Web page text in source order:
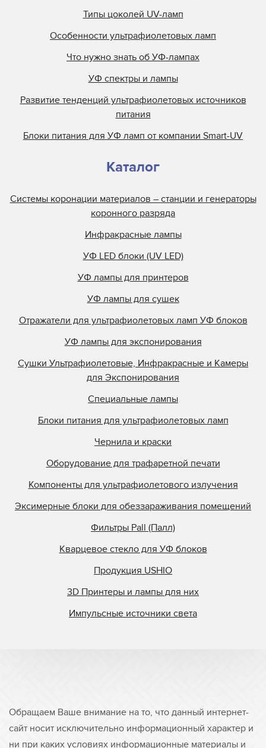
Типы цоколей UV-ламп
Особенности ультрафиолетовых ламп
Что нужно знать об УФ-лампах
УФ спектры и лампы
Развитие тенденций ультрафиолетовых источников
питания
Блоки питания для УФ ламп от компании Smart-UV
Каталог
Системы коронации материалов – станции и генераторы
коронного разряда
Инфракрасные лампы
УФ LED блоки (UV LED)
УФ лампы для принтеров
УФ лампы для сушек
Отражатели для ультрафиолетовых ламп УФ блоков
УФ лампы для экспонирования
Сушки Ультрафиолетовые, Инфракрасные и Камеры
для Экспонирования
Специальные лампы
Блоки питания для ультрафиолетовых ламп
Чернила и краски
Оборудование для трафаретной печати
Компоненты для ультрафиолетового излучения
Эксимерные блоки для обеззараживания помещений
Фильтры Pall (Палл)
Кварцевое стекло для УФ блоков
Продукция USHIO
3D Принтеры и лампы для них
Импульсные источники света
Обращаем Ваше внимание на то, что данный интернет-
сайт носит исключительно информационный характер и
ни при каких условиях информационные материалы и